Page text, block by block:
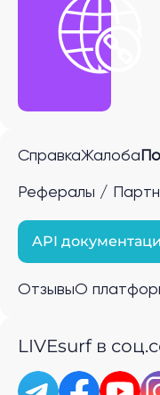
СправкаЖалоба
Рефералы /
API
ОтзывыО
LIVEsurf в